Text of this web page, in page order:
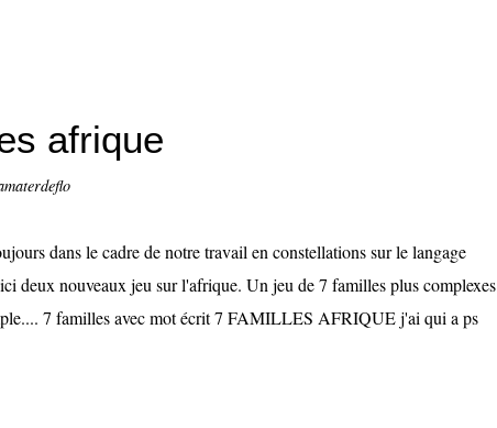
afrique
dans le cadre de notre travail en constellations sur le langage
deux nouveaux jeu sur l'afrique. Un jeu de 7 familles plus complexes
7 familles avec mot écrit 7 FAMILLES AFRIQUE j'ai qui a ps